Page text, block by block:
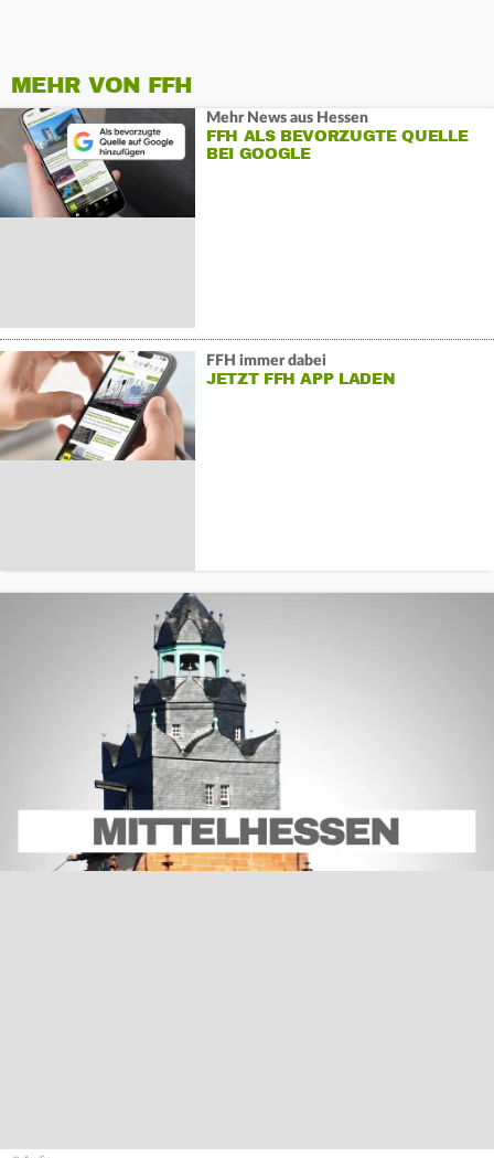
MEHR VON FFH
Mehr News aus Hessen
FFH ALS BEVORZUGTE QUELLE
BEI GOOGLE
FFH immer dabei
JETZT FFH APP LADEN